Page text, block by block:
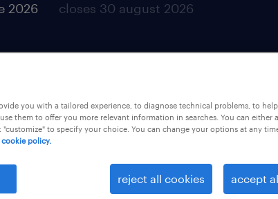
2026 closes 30 august 2026
you with a tailored experience, to diagnose technical problems, to
them to offer you more relevant information in searches. You can either
to specify your choice. You can change your options at any
cookie policy.
reject all cookies accept